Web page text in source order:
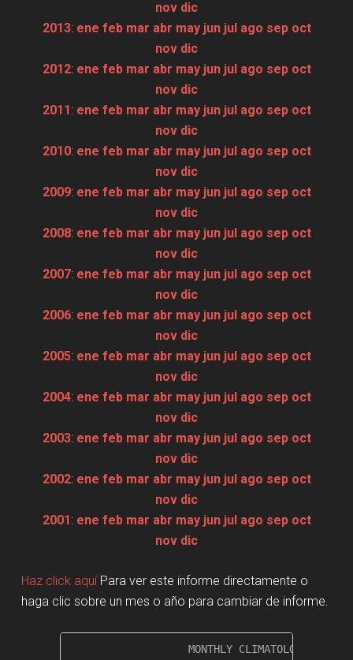
nov dic
2013: ene feb mar abr may jun jul ago sep oct
nov dic
2012: ene feb mar abr may jun jul ago sep oct
nov dic
2011: ene feb mar abr may jun jul ago sep oct
nov dic
2010: ene feb mar abr may jun jul ago sep oct
nov dic
2009: ene feb mar abr may jun jul ago sep oct
nov dic
2008: ene feb mar abr may jun jul ago sep oct
nov dic
2007: ene feb mar abr may jun jul ago sep oct
nov dic
2006: ene feb mar abr may jun jul ago sep oct
nov dic
2005: ene feb mar abr may jun jul ago sep oct
nov dic
2004: ene feb mar abr may jun jul ago sep oct
nov dic
2003: ene feb mar abr may jun jul ago sep oct
nov dic
2002: ene feb mar abr may jun jul ago sep oct
nov dic
2001: ene feb mar abr may jun jul ago sep oct
nov dic
Haz click aquíPara ver este informe directamente o
haga clic sobre un mes o año para cambiar de informe.
MONTHLY CLIMATOLOGICAL